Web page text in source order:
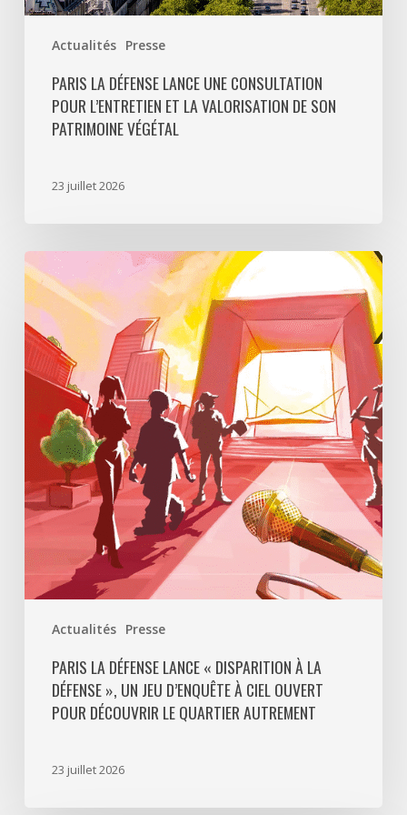
Actualités Presse
végétal
PARIS LA DÉFENSE LANCE UNE CONSULTATION
POUR L’ENTRETIEN ET LA VALORISATION DE SON
PATRIMOINE VÉGÉTAL
23 juillet 2026
Actualités Presse
Paris
La
Défense
lance
«
Disparition
Défense
un
jeu
d’enquête
à
ciel
découvrir
quartier
PARIS LA DÉFENSE LANCE « DISPARITION À LA
DÉFENSE », UN JEU D’ENQUÊTE À CIEL OUVERT
POUR DÉCOUVRIR LE QUARTIER AUTREMENT
23 juillet 2026